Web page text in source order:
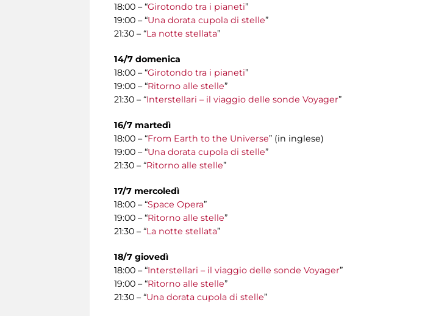
18:00 – “Girotondo tra i pianeti”
19:00 – “Una dorata cupola di stelle”
21:30 – “La notte stellata”
14/7 domenica
18:00 – “Girotondo tra i pianeti”
19:00 – “Ritorno alle stelle”
21:30 – “Interstellari – il viaggio delle sonde Voyager”
16/7 martedì
18:00 – “From Earth to the Universe” (in inglese)
19:00 – “Una dorata cupola di stelle”
21:30 – “Ritorno alle stelle”
17/7 mercoledì
18:00 – “Space Opera”
19:00 – “Ritorno alle stelle”
21:30 – “La notte stellata”
18/7 giovedì
18:00 – “Interstellari – il viaggio delle sonde Voyager”
19:00 – “Ritorno alle stelle”
21:30 – “Una dorata cupola di stelle”